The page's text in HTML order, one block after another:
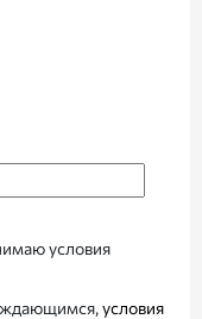
условия
условия